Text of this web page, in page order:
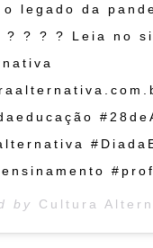
legado da
? ? ? ? Leia no
by Cultura